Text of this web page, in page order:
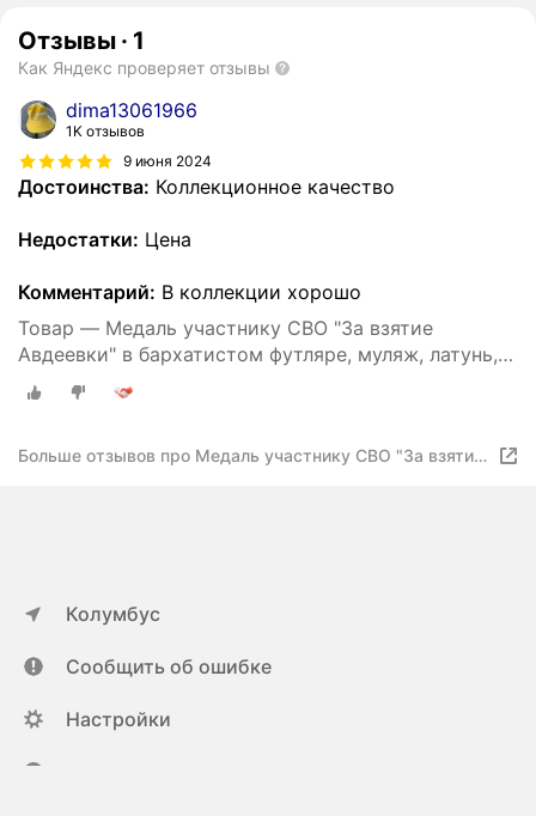
Отзывы · 1
Как Яндекс проверяет отзывы
dima13061966
1K отзывов
9 июня 2024
Достоинства: Коллекционное качество
Недостатки: Цена
Комментарий: В коллекции хорошо
Товар — Медаль участнику СВО "За взятие
Авдеевки" в бархатистом футляре, муляж, латунь,
диаметр медали 32мм
Больше отзывов про Медаль участнику СВО "За взятие
Колумбус
Сообщить об ошибке
Настройки